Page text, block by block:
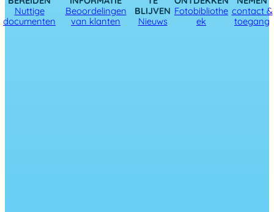
Nuttige
documenten
Beoordelingen
van klanten
BLIJVEN
Nieuws
Fotobibliothe
ek
contact &
toegang